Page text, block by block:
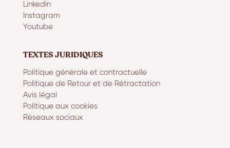
Linkedin
Instagram
Youtube
TEXTES JURIDIQUES
Politique générale et contractuelle
Politique de Retour et de Rétractation
Avis légal
Politique aux cookies
Réseaux sociaux